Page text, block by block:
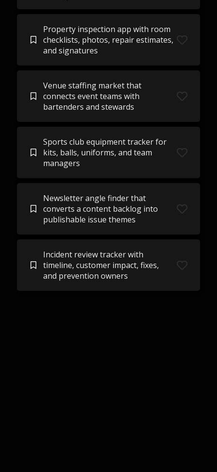
Property inspection app with room
checklists, photos, repair estimates,
and signatures
Venue staffing market that
connects event teams with
bartenders and stewards
Sports club equipment tracker for
kits, balls, uniforms, and team
managers
Newsletter angle finder that
converts a content backlog into
publishable issue themes
Incident review tracker with
timeline, customer impact, fixes,
and prevention owners